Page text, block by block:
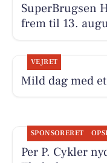
SuperBrugsen
frem til 13.
VEJRET
Mild dag med
SPONSORERET
Per P. Cykler